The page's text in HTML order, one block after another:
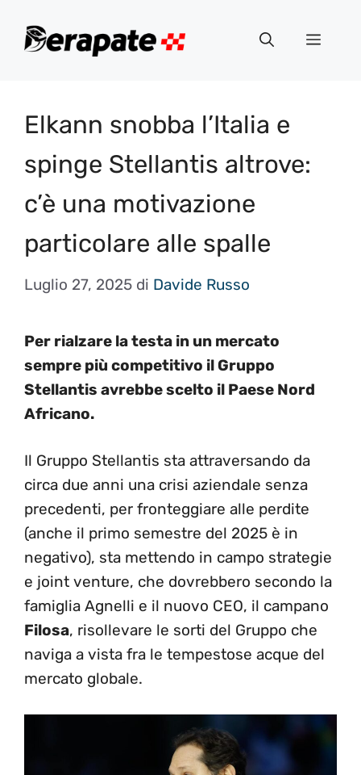
Menu
Elkann snobba l’Italia e
spinge Stellantis altrove:
c’è una motivazione
particolare alle spalle
Luglio 27, 2025 di Davide Russo
Per rialzare la testa in un mercato
sempre più competitivo il Gruppo
Stellantis avrebbe scelto il Paese Nord
Africano.
Il Gruppo Stellantis sta attraversando da
circa due anni una crisi aziendale senza
precedenti, per fronteggiare alle perdite
(anche il primo semestre del 2025 è in
negativo), sta mettendo in campo strategie
e joint venture, che dovrebbero secondo la
famiglia Agnelli e il nuovo CEO, il campano
Filosa, risollevare le sorti del Gruppo che
naviga a vista fra le tempestose acque del
mercato globale.